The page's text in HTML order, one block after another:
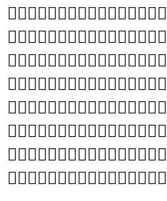
𖈞𖈟𖈠𖈡𖈢𖈣𖈤𖈥𖈦𖈧𖈨𖈩𖈪𖈫𖈬𖈭
𖈼𖈽𖈾𖈿𖉀𖉁𖉂𖉃𖉄𖉅𖉆𖉇𖉈𖉉𖉊𖉋
𖉚𖉛𖉜𖉝𖉞𖉟𖉠𖉡𖉢𖉣𖉤𖉥𖉦𖉧𖉨𖉩
𖉸𖉹𖉺𖉻𖉼𖉽𖉾𖉿𖊀𖊁𖊂𖊃𖊄𖊅𖊆𖊇
𖊖𖊗𖊘𖊙𖊚𖊛𖊜𖊝𖊞𖊟𖊠𖊡𖊢𖊣𖊤𖊥
𖊴𖊵𖊶𖊷𖊸𖊹𖊺𖊻𖊼𖊽𖊾𖊿𖋀𖋁𖋂𖋃
𖋒𖋓𖋔𖋕𖋖𖋗𖋘𖋙𖋚𖋛𖋜𖋝𖋞𖋟𖋠𖋡
𖋰𖋱𖋲𖋳𖋴𖋵𖋶𖋷𖋸𖋹𖋺𖋻𖋼𖋽𖋾𖋿